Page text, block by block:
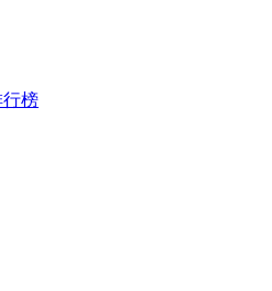
行榜